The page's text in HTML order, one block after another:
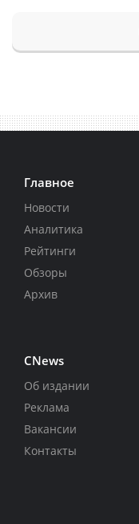
Главное
Новости
Аналитика
Рейтинги
Обзоры
Архив
CNews
Об издании
Реклама
Вакансии
Контакты